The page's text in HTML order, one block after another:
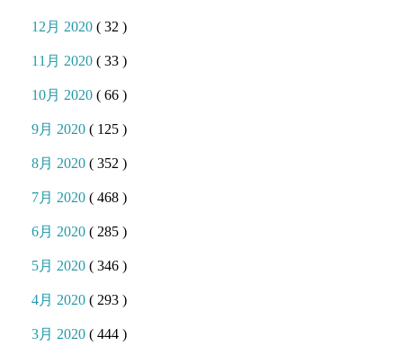
12月 2020( 32 )
11月 2020( 33 )
10月 2020( 66 )
9月 2020( 125 )
8月 2020( 352 )
7月 2020( 468 )
6月 2020( 285 )
5月 2020( 346 )
4月 2020( 293 )
3月 2020( 444 )